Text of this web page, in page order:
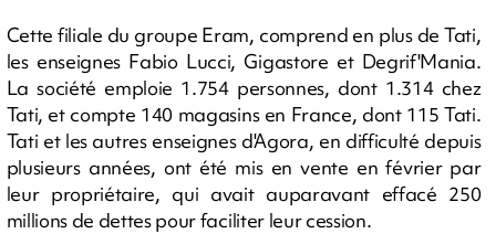
Cette filiale du groupe Eram, comprend en plus de Tati,
les enseignes Fabio Lucci, Gigastore et Degrif'Mania.
La société emploie 1.754 personnes, dont 1.314 chez
Tati, et compte 140 magasins en France, dont 115 Tati.
Tati et les autres enseignes d'Agora, en difficulté depuis
plusieurs années, ont été mis en vente en février par
leur propriétaire, qui avait auparavant effacé 250
millions de dettes pour faciliter leur cession.